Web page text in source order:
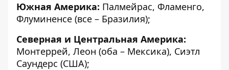
Южная Америка: Палмейрас, Фламенго,
Флуминенсе (все – Бразилия);
Северная и Центральная Америка:
Монтеррей, Леон (оба – Мексика), Сиэтл
Саундерс (США);